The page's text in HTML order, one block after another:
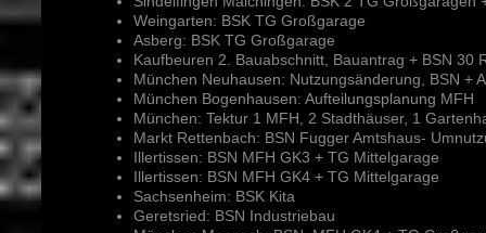
Weingarten: BSK TG Großgarage
Asberg: BSK TG Großgarage
Kaufbeuren 2. Bauabschnitt, Bauantrag + BSN 30
München Neuhausen: Nutzungsänderung, BSN +
München Bogenhausen: Aufteilungsplanung MFH
München: Tektur 1 MFH, 2 Stadthäuser, 1
Markt Rettenbach: BSN Fugger Amtshaus-
Illertissen: BSN MFH GK3 + TG Mittelgarage
Illertissen: BSN MFH GK4 + TG Mittelgarage
Sachsenheim: BSK Kita
Geretsried: BSN Industriebau